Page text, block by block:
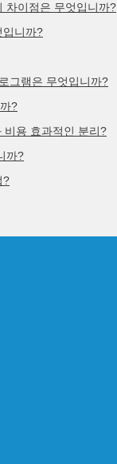
차이점은 무엇입니까?
입니까?
그램은 무엇입니까?
?
비용 효과적인 분리?
까?
?